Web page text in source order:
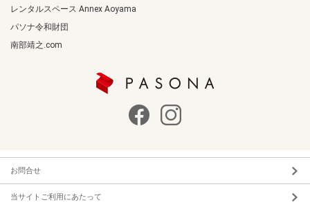
レンタルスペース Annex Aoyama
パソナ令和財団
南部靖之.com
お問合せ
当サイトご利用にあたって